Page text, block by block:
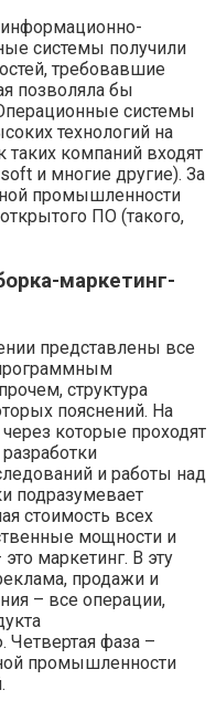
системы получили
требовавшие
позволяла бы
системы
технологий на
компаний входят
и многие другие). За
промышленности
ПО (такого,
маркетинг-
представлены все
структура
пояснений. На
которые проходят
и работы над
подразумевает
стоимость всех
мощности и
маркетинг. В эту
продажи и
– все операции,
Четвертая фаза –
промышленности